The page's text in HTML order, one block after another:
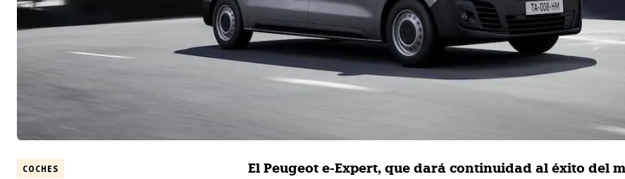
COCHES
El Peugeot e-Expert, que dará continuidad al éxito del